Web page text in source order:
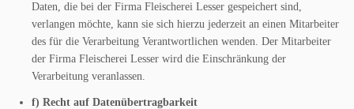
Daten, die bei der Firma Fleischerei Lesser gespeichert sind,
verlangen möchte, kann sie sich hierzu jederzeit an einen Mitarbeiter
des für die Verarbeitung Verantwortlichen wenden. Der Mitarbeiter
der Firma Fleischerei Lesser wird die Einschränkung der
Verarbeitung veranlassen.
f) Recht auf Datenübertragbarkeit